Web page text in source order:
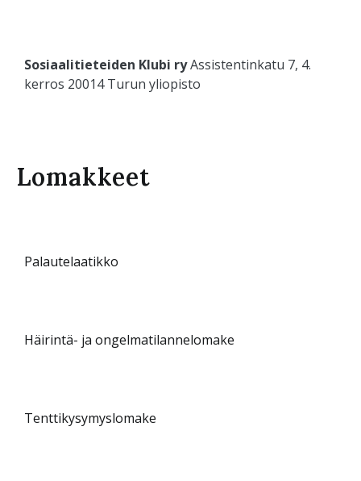
Sosiaalitieteiden Klubi ryAssistentinkatu 7, 4.
kerros 20014 Turun yliopisto
Lomakkeet
Palautelaatikko
Häirintä- ja ongelmatilannelomake
Tenttikysymyslomake